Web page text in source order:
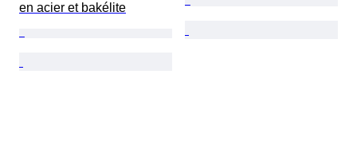
en acier et bakélite